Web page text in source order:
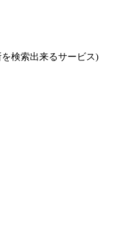
検索出来るサービス)